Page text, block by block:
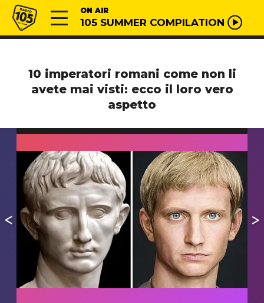
Vai al contenuto
Radio 105 ON AIR
105 SUMMER COMPILATION
10 imperatori romani come non li
avete mai visti: ecco il loro vero
aspetto